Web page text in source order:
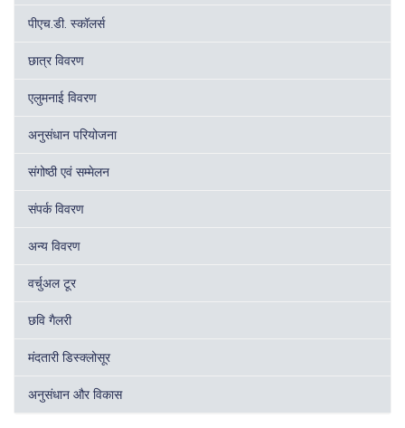
पीएच.डी. स्कॉलर्स
छात्र विवरण
एलुमनाई विवरण
अनुसंधान परियोजना
संगोष्ठी एवं सम्मेलन
संपर्क विवरण
अन्य विवरण
वर्चुअल टूर
छवि गैलरी
मंदतारी डिस्क्लोसूर
अनुसंधान और विकास